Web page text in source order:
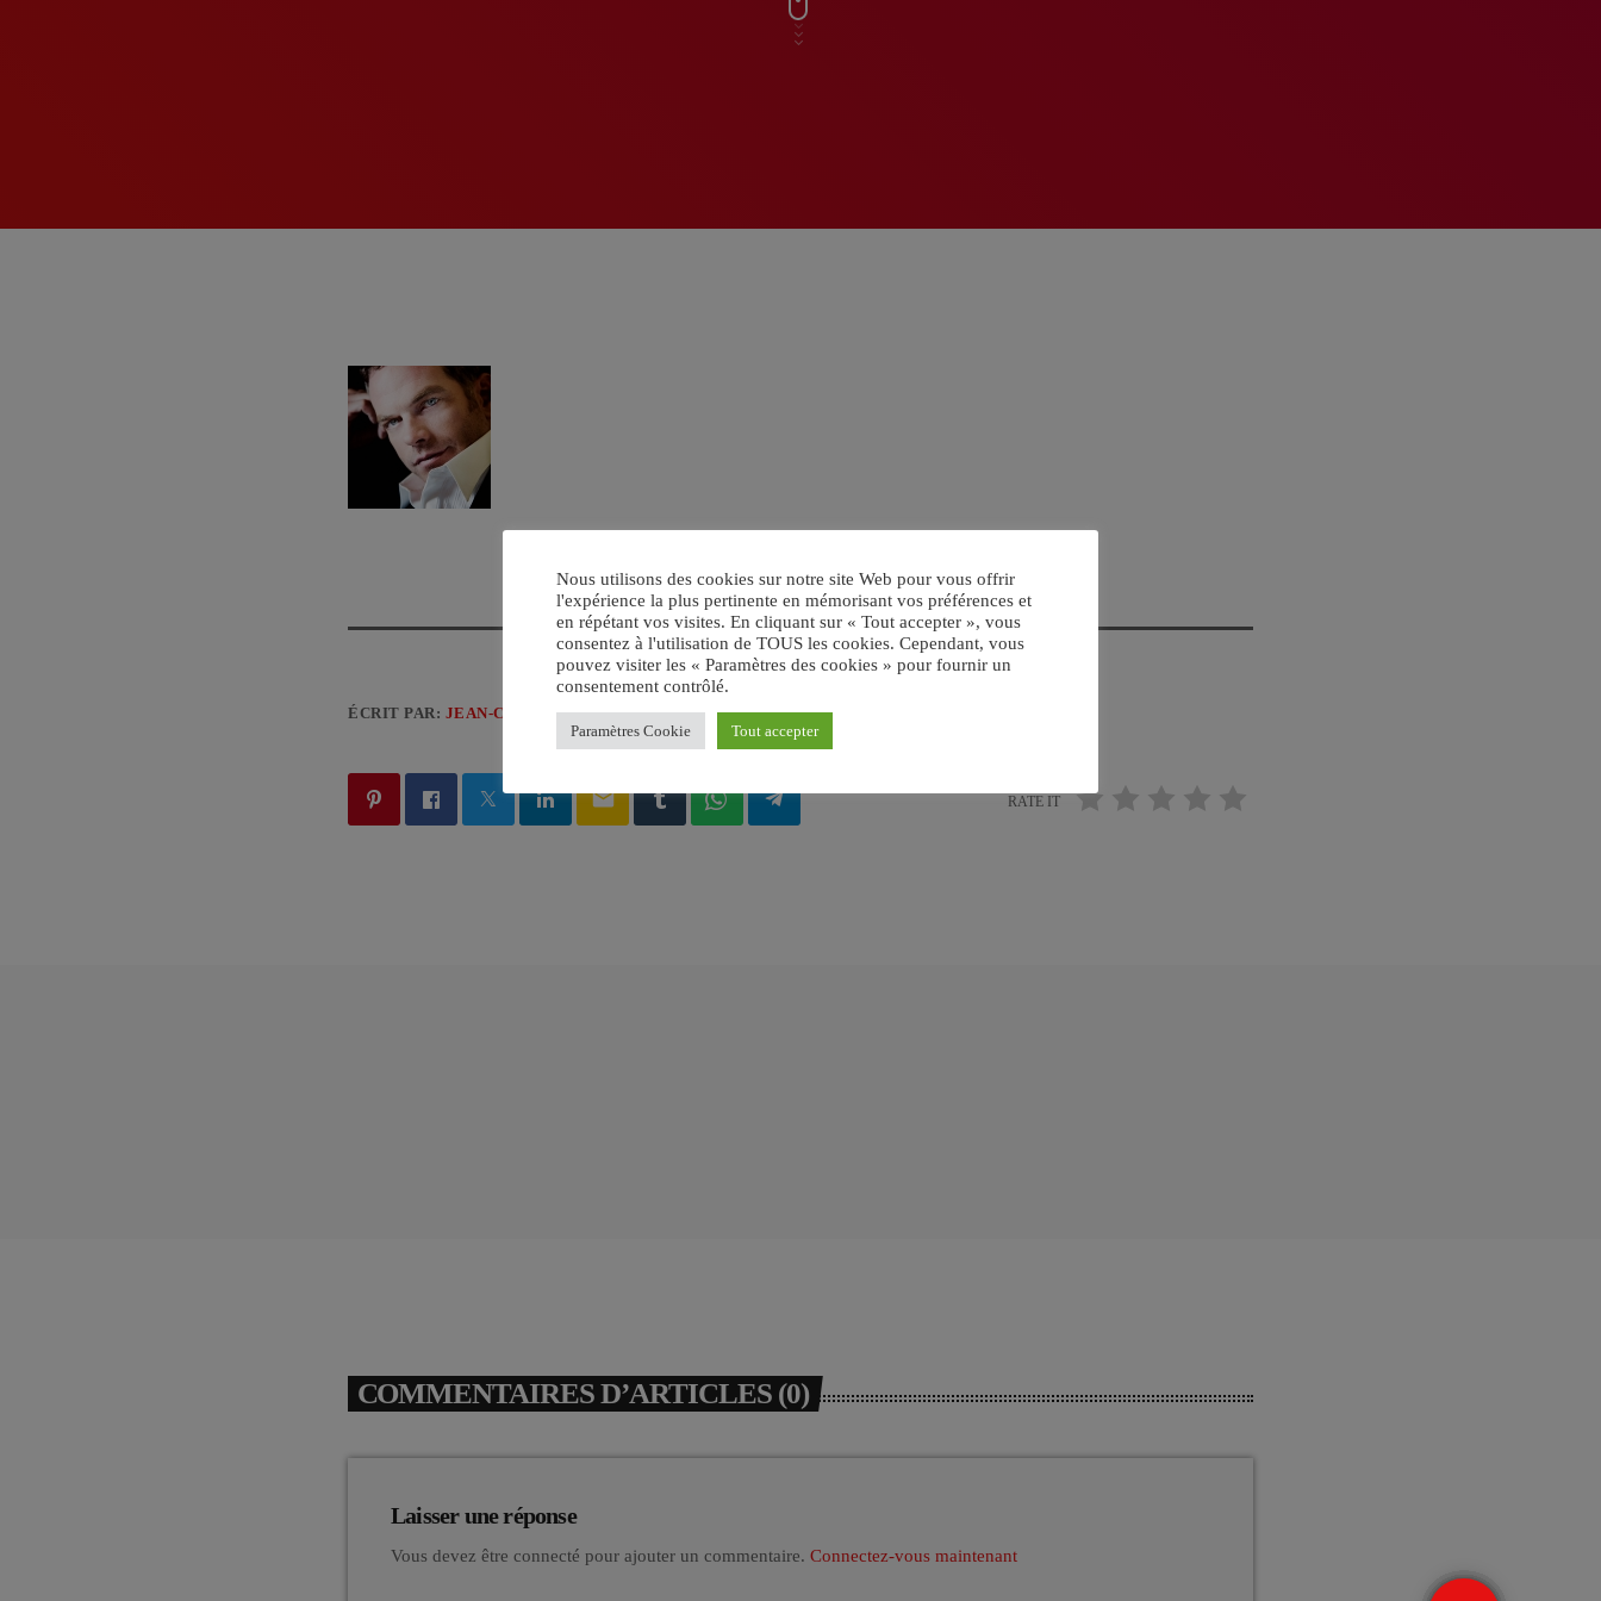
ÉCRIT PAR: JEAN-CLAUDE
email RATE IT
COMMENTAIRES D’ARTICLES (0)
Laisser une réponse
Vous devez être connecté pour ajouter un commentaire. Connectez-vous maintenant
Nous utilisons des cookies sur notre site Web pour vous offrir
l'expérience la plus pertinente en mémorisant vos préférences et
en répétant vos visites. En cliquant sur « Tout accepter », vous
consentez à l'utilisation de TOUS les cookies. Cependant, vous
pouvez visiter les « Paramètres des cookies » pour fournir un
consentement contrôlé.
Paramètres Cookie Tout accepter